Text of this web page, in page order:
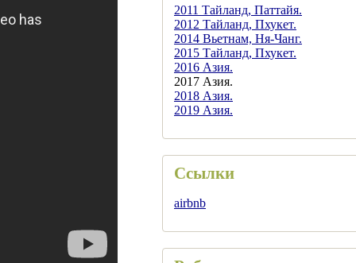
2011 Тайланд, Паттайя.
2012 Тайланд, Пхукет.
2014 Вьетнам, Ня-Чанг.
2015 Тайланд, Пхукет.
2016 Азия.
2017 Азия.
2018 Азия.
2019 Азия.
Ссылки
airbnb